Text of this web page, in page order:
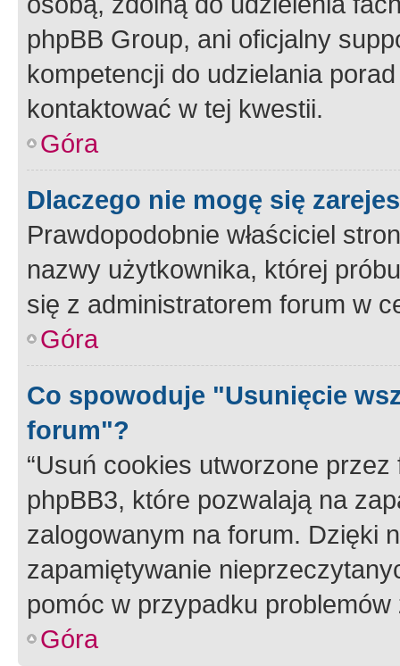
phpBB Group, ani oficjalny
kompetencji do udzielania
kontaktować w tej kwestii.
Góra
Dlaczego nie mogę się
Prawdopodobnie właściciel
nazwy użytkownika, której
się z administratorem forum w
Góra
Co spowoduje "Usunięcie
forum"?
“Usuń cookies utworzone
phpBB3, które pozwalają na
zalogowanym na forum. Dzięki
zapamiętywanie
pomóc w przypadku
Góra